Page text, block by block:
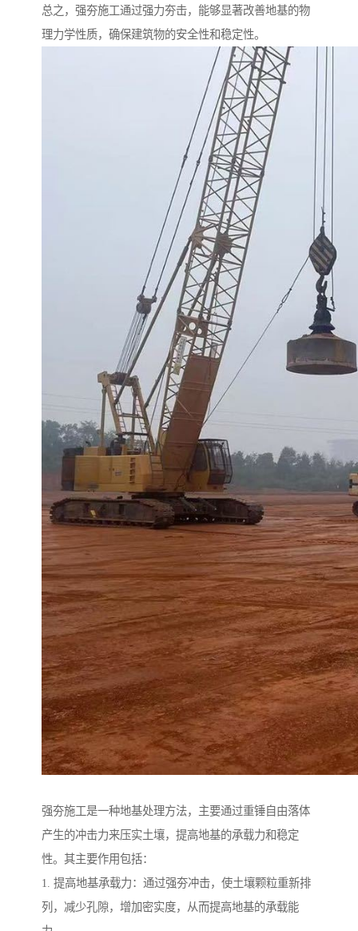
总之，强夯施工通过强力夯击，能够显著改善地基的物
理力学性质，确保建筑物的安全性和稳定性。
强夯施工是一种地基处理方法，主要通过重锤自由落体
产生的冲击力来压实土壤，提高地基的承载力和稳定
性。其主要作用包括：
1. 提高地基承载力：通过强夯冲击，使土壤颗粒重新排
列，减少孔隙，增加密实度，从而提高地基的承载能